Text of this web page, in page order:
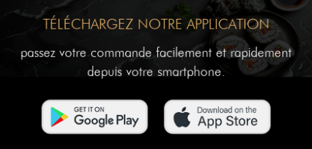
TÉLÉCHARGEZ NOTRE APPLICATION
passez votre commande facilement et rapidement
depuis votre smartphone.